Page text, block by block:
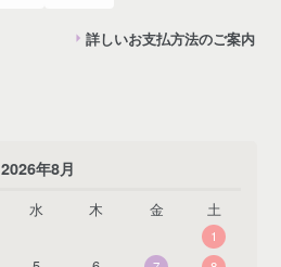
詳しいお支払方法のご案内
2026年8月
水 木 金 土
1